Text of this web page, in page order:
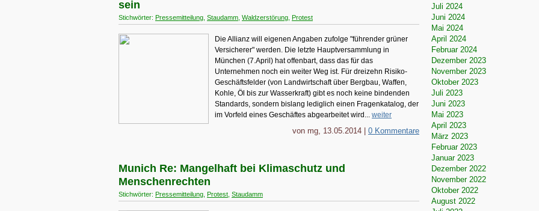
sein
Stichwörter: Pressemitteilung Staudamm Waldzerstörung Protest
Die Allianz will eigenen Angaben zufolge "führender grüner
Versicherer" werden. Die letzte Hauptversammlung in
München (7.April) hat offenbart, dass das für das
Unternehmen noch ein weiter Weg ist. Für dreizehn Risiko-
Geschäftsfelder (von Landwirtschaft über Bergbau, Waffen,
Kohle, Öl bis zur Wasserkraft) gibt es noch keine bindenden
Standards, sondern bislang lediglich einen Fragenkatalog, der
im Vorfeld eines Geschäftes abgearbeitet wird... weiter
von mg, 13.05.2014 | 0 Kommentare
Munich Re: Mangelhaft bei Klimaschutz und
Menschenrechten
Stichwörter: Pressemitteilung Protest Staudamm
Juli 2024
Juni 2024
Mai 2024
April 2024
Februar 2024
Dezember 2023
November 2023
Oktober 2023
Juli 2023
Juni 2023
Mai 2023
April 2023
März 2023
Februar 2023
Januar 2023
Dezember 2022
November 2022
Oktober 2022
August 2022